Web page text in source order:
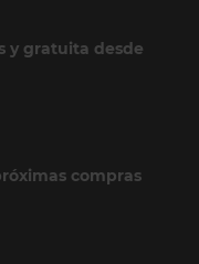
y gratuita desde
compras